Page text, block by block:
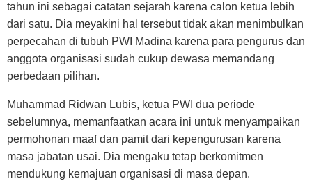
tahun ini sebagai catatan sejarah karena calon ketua lebih
dari satu. Dia meyakini hal tersebut tidak akan menimbulkan
perpecahan di tubuh PWI Madina karena para pengurus dan
anggota organisasi sudah cukup dewasa memandang
perbedaan pilihan.
Muhammad Ridwan Lubis, ketua PWI dua periode
sebelumnya, memanfaatkan acara ini untuk menyampaikan
permohonan maaf dan pamit dari kepengurusan karena
masa jabatan usai. Dia mengaku tetap berkomitmen
mendukung kemajuan organisasi di masa depan.